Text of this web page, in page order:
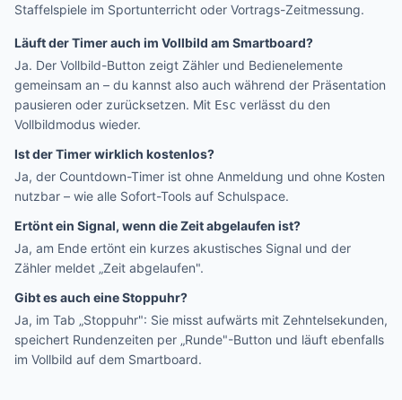
Staffelspiele im Sportunterricht oder Vortrags-Zeitmessung.
Läuft der Timer auch im Vollbild am Smartboard?
Ja. Der Vollbild-Button zeigt Zähler und Bedienelemente
gemeinsam an – du kannst also auch während der Präsentation
pausieren oder zurücksetzen. Mit Esc verlässt du den
Vollbildmodus wieder.
Ist der Timer wirklich kostenlos?
Ja, der Countdown-Timer ist ohne Anmeldung und ohne Kosten
nutzbar – wie alle Sofort-Tools auf Schulspace.
Ertönt ein Signal, wenn die Zeit abgelaufen ist?
Ja, am Ende ertönt ein kurzes akustisches Signal und der
Zähler meldet „Zeit abgelaufen".
Gibt es auch eine Stoppuhr?
Ja, im Tab „Stoppuhr": Sie misst aufwärts mit Zehntelsekunden,
speichert Rundenzeiten per „Runde"-Button und läuft ebenfalls
im Vollbild auf dem Smartboard.